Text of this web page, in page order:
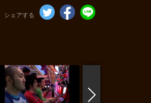
シェアする